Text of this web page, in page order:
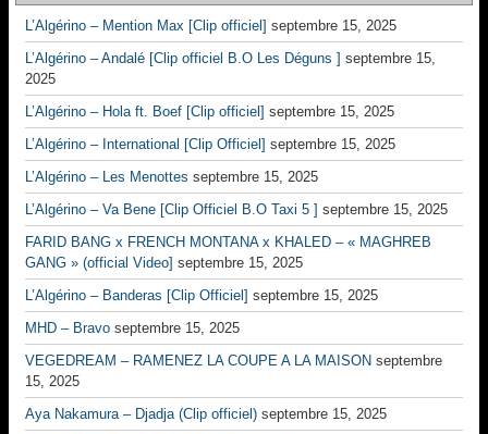
L’Algérino – Mention Max [Clip officiel] septembre 15, 2025
L’Algérino – Andalé [Clip officiel B.O Les Déguns ] septembre 15,
2025
L’Algérino – Hola ft. Boef [Clip officiel] septembre 15, 2025
L’Algérino – International [Clip Officiel] septembre 15, 2025
L’Algérino – Les Menottes septembre 15, 2025
L’Algérino – Va Bene [Clip Officiel B.O Taxi 5 ] septembre 15, 2025
FARID BANG x FRENCH MONTANA x KHALED – « MAGHREB
GANG » (official Video] septembre 15, 2025
L’Algérino – Banderas [Clip Officiel] septembre 15, 2025
MHD – Bravo septembre 15, 2025
VEGEDREAM – RAMENEZ LA COUPE A LA MAISON septembre
15, 2025
Aya Nakamura – Djadja (Clip officiel) septembre 15, 2025